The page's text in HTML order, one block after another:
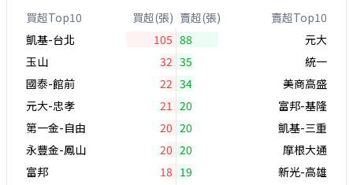
買超Top10 買超(張) 賣超(張)
賣超Top10
凱基-台北
105 88
元大
玉山
32 35
統一
國泰-館前
22 34
美商高盛
元大-忠孝
21 20
富邦-基隆
第一金-自由
20 20
凱基-三重
永豐金-鳳山
20 20
摩根大通
富邦
18 19
新光-高雄